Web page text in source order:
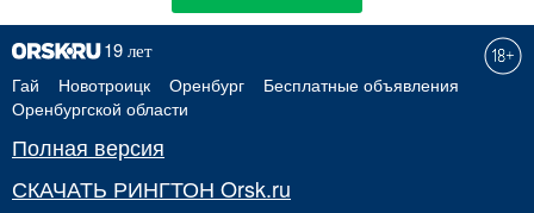
Гай Новотроицк Оренбург
Бесплатные объявления
Оренбургской области
Полная версия
СКАЧАТЬ РИНГТОН Orsk.ru